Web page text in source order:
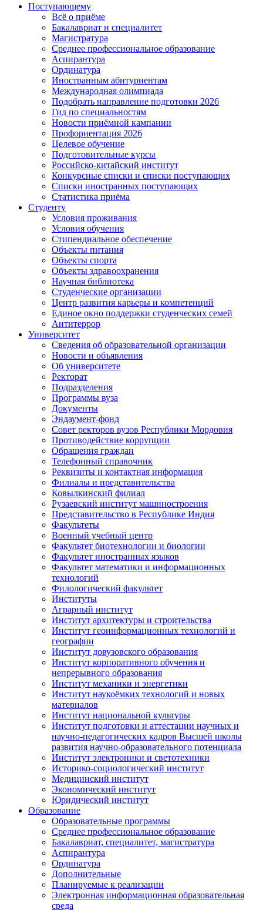
Поступающему
Всё о приёме
Бакалавриат и специалитет
Магистратура
Среднее профессиональное образование
Аспирантура
Ординатура
Иностранным абитуриентам
Международная олимпиада
Подобрать направление подготовки 2026
Гид по специальностям
Новости приёмной кампании
Профориентация 2026
Целевое обучение
Подготовительные курсы
Российско-китайский институт
Конкурсные списки и списки поступающих
Списки иностранных поступающих
Статистика приёма
Студенту
Условия проживания
Условия обучения
Стипендиальное обеспечение
Объекты питания
Объекты спорта
Объекты здравоохранения
Научная библиотека
Студенческие организации
Центр развития карьеры и компетенций
Единое окно поддержки студенческих семей
Антитеррор
Университет
Сведения об образовательной организации
Новости и объявления
Об университете
Ректорат
Подразделения
Программы вуза
Документы
Эндаумент-фонд
Совет ректоров вузов Республики Мордовия
Противодействие коррупции
Обращения граждан
Телефонный справочник
Реквизиты и контактная информация
Филиалы и представительства
Ковылкинский филиал
Рузаевский институт машиностроения
Представительство в Республике Индия
Факультеты
Военный учебный центр
Факультет биотехнологии и биологии
Факультет иностранных языков
Факультет математики и информационных
технологий
Филологический факультет
Институты
Аграрный институт
Институт архитектуры и строительства
Институт геоинформационных технологий и
географии
Институт довузовского образования
Институт корпоративного обучения и
непрерывного образования
Институт механики и энергетики
Институт наукоёмких технологий и новых
материалов
Институт национальной культуры
Институт подготовки и аттестации научных и
научно-педагогических кадров Высшей школы
развития научно-образовательного потенциала
Институт электроники и светотехники
Историко-социологический институт
Медицинский институт
Экономический институт
Юридический институт
Образование
Образовательные программы
Среднее профессиональное образование
Бакалавриат, специалитет, магистратура
Аспирантура
Ординатура
Дополнительные
Планируемые к реализации
Электронная информационная образовательная
среда